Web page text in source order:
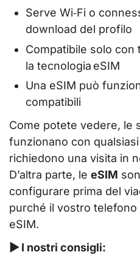
Serve Wi‑Fi o
download del profilo
Compatibile solo
la tecnologia eSIM
Una eSIM può
compatibili
Come potete vedere, le
funzionano con
richiedono una visita in
D’altra parte, le eSIM
configurare prima del
purché il vostro
eSIM.
▶ I nostri consigli: